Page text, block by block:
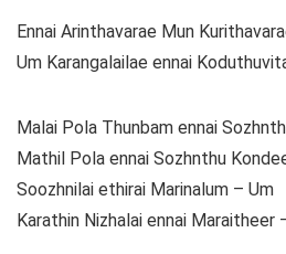
Ennai Arinthavarae Mun
Um Karangalailae ennai
Malai Pola Thunbam ennai
Mathil Pola ennai Sozhnthu
Soozhnilai ethirai Marinalum – Um
Karathin Nizhalai ennai Maraitheer